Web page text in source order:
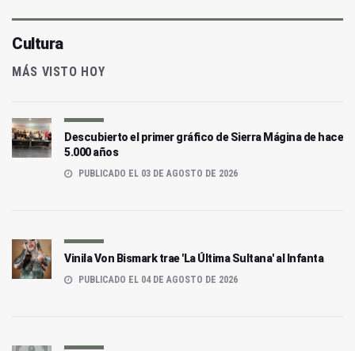
Cultura
MÁS VISTO HOY
Descubierto el primer gráfico de Sierra Mágina de hace
5.000 años
PUBLICADO EL 03 DE AGOSTO DE 2026
Vinila Von Bismark trae 'La Última Sultana' al Infanta
PUBLICADO EL 04 DE AGOSTO DE 2026